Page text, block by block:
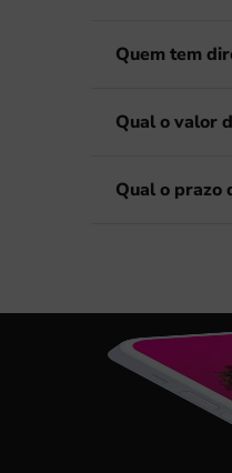
Quem tem
Qual o valor
Qual o prazo